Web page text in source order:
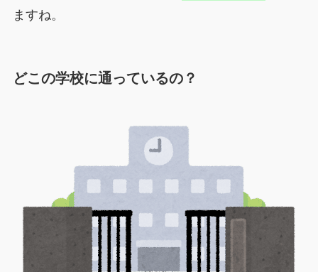
ますね。
どこの学校に通っているの？